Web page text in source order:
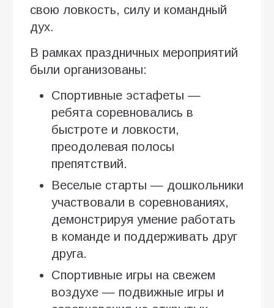
свою ловкость, силу и командный
дух.
В рамках праздничных мероприятий
были организованы:
Спортивные эстафеты —
ребята соревновались в
быстроте и ловкости,
преодолевая полосы
препятствий.
Веселые старты — дошкольники
участвовали в соревнованиях,
демонстрируя умение работать
в команде и поддерживать друг
друга.
Спортивные игры на свежем
воздухе — подвижные игры и